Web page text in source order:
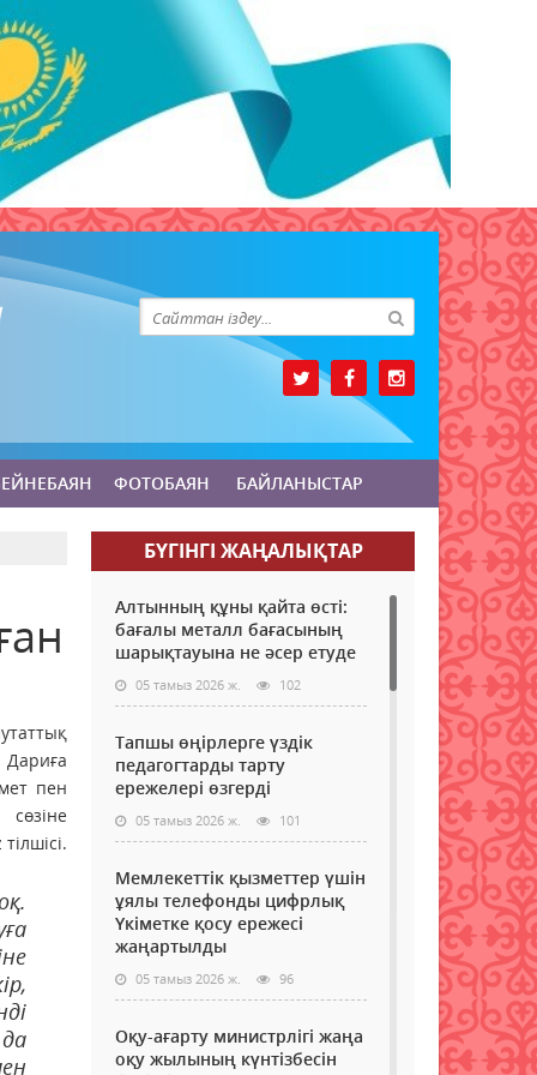
ФОТОБАЯН БАЙЛАНЫСТАР
пен
БҮГІНГI ЖАҢАЛЫҚТАР
Алтынның құны қайта өсті:
бағалы металл бағасының
шарықтауына не әсер етуде
05 тамыз 2026 ж. 102
Тапшы өңірлерге үздік
педагогтарды тарту
ережелері өзгерді
05 тамыз 2026 ж. 101
Мемлекеттік қызметтер үшін
ұялы телефонды цифрлық
Үкіметке қосу ережесі
жаңартылды
05 тамыз 2026 ж. 96
Оқу-ағарту министрлігі жаңа
оқу жылының күнтізбесін